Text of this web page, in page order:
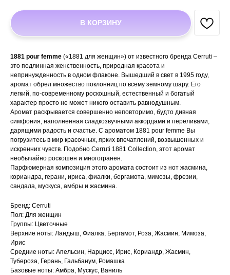
В КОРЗИНУ
1881 pour femme («1881 для женщин») от известного бренда Cerruti –
это подлинная женственность, природная красота и
непринужденность в одном флаконе. Вышедший в свет в 1995 году,
аромат обрел множество поклонниц по всему земному шару. Его
легкий, по-современному роскошный, естественный и богатый
характер просто не может никого оставить равнодушным.
Аромат раскрывается совершенно неповторимо, будто дивная
симфония, наполненная сладкозвучными аккордами и переливами,
дарящими радость и счастье. С ароматом 1881 pour femme Вы
погрузитесь в мир красочных, ярких впечатлений, возвышенных и
искренних чувств. Подобно Cerruti 1881 Collection, этот аромат
необычайно роскошен и многогранен.
Парфюмерная композиция этого аромата состоит из нот жасмина,
кориандра, герани, ириса, фиалки, бергамота, мимозы, фрезии,
сандала, мускуса, амбры и жасмина.
Бренд: Cerruti
Пол: Для женщин
Группы: Цветочные
Верхние ноты: Ландыш, Фиалка, Бергамот, Роза, Жасмин, Мимоза,
Ирис
Средние ноты: Апельсин, Нарцисс, Ирис, Кориандр, Жасмин,
Тубероза, Герань, Гальбанум, Ромашка
Базовые ноты: Амбра, Мускус, Ваниль